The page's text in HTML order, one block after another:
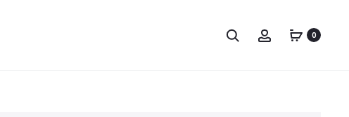
Buscar Cuenta 0